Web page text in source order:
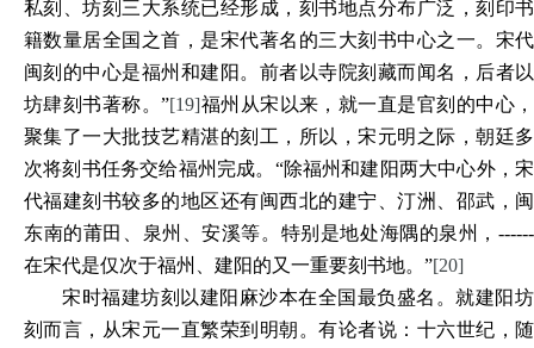
私刻、坊刻三大系统已经形成，刻书地点分布广泛，刻印书
籍数量居全国之首，是宋代著名的三大刻书中心之一。宋代
闽刻的中心是福州和建阳。前者以寺院刻藏而闻名，后者以
坊肆刻书著称。”[19]福州从宋以来，就一直是官刻的中心，
聚集了一大批技艺精湛的刻工，所以，宋元明之际，朝廷多
次将刻书任务交给福州完成。“除福州和建阳两大中心外，宋
代福建刻书较多的地区还有闽西北的建宁、汀洲、邵武，闽
东南的莆田、泉州、安溪等。特别是地处海隅的泉州，------
在宋代是仅次于福州、建阳的又一重要刻书地。”[20]
宋时福建坊刻以建阳麻沙本在全国最负盛名。就建阳坊
刻而言，从宋元一直繁荣到明朝。有论者说：十六世纪，随